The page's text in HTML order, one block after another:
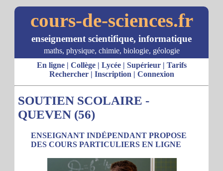
cours-de-sciences.fr
enseignement scientifique, informatique
maths, physique, chimie, biologie, géologie
En ligne| Collège| Lycée| Supérieur| Tarifs
Rechercher| Inscription | Connexion
SOUTIEN SCOLAIRE -
QUEVEN (56)
ENSEIGNANT INDÉPENDANT PROPOSE
DES COURS PARTICULIERS EN LIGNE